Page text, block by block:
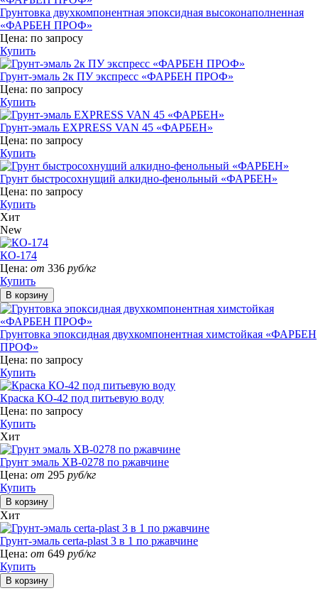
Грунтовка двухкомпонентная эпоксидная высоконаполненная
«ФАРБЕН ПРОФ»
Цена: по запросу
Купить
Грунт-эмаль 2к ПУ экспресс «ФАРБЕН ПРОФ»
Цена: по запросу
Купить
Грунт-эмаль EXPRESS VAN 45 «ФАРБЕН»
Цена: по запросу
Купить
Грунт быстросохнущий алкидно-фенольный «ФАРБЕН»
Цена: по запросу
Купить
Хит
New
КО-174
Цена: от 336 руб/кг
Купить
Грунтовка эпоксидная двухкомпонентная химстойкая «ФАРБЕН
ПРОФ»
Цена: по запросу
Купить
Краска КО-42 под питьевую воду
Цена: по запросу
Купить
Хит
Грунт эмаль ХВ-0278 по ржавчине
Цена: от 295 руб/кг
Купить
Хит
Грунт-эмаль certa-plast 3 в 1 по ржавчине
Цена: от 649 руб/кг
Купить